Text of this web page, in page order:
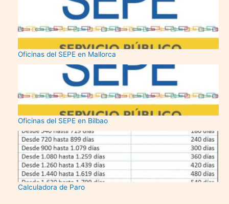
Oficinas del SEPE en Mallorca
Oficinas del SEPE en Bilbao
Calculadora de Paro